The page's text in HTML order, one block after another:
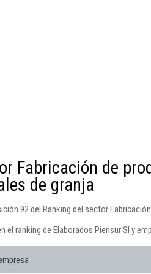
Fabricación de
de granja
92 del Ranking del sector
ranking de Elaborados Piensur Sl y